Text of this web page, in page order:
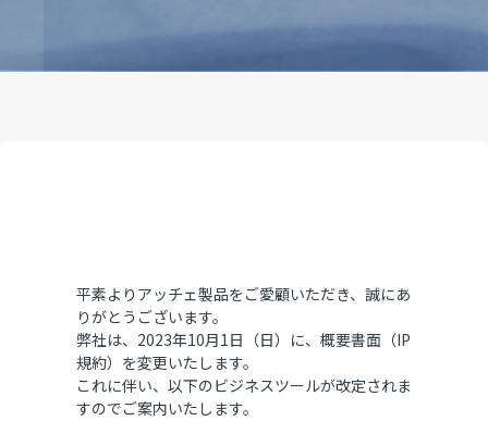
平素よりアッチェ製品をご愛顧いただき、誠にあ
りがとうございます。
弊社は、2023年10月1日（日）に、概要書面（IP
規約）を変更いたします。
これに伴い、以下のビジネスツールが改定されま
すのでご案内いたします。